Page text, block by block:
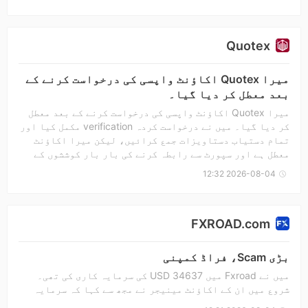
Quotex
میرا Quotex اکاؤنٹ واپسی کی درخواست کرنے کے
بعد معطل کر دیا گیا۔
میرا Quotex اکاؤنٹ واپسی کی درخواست کرنے کے بعد معطل
کر دیا گیا۔ میں نے درخواست کردہ verification مکمل کیا اور
تمام دستیاب دستاویزات جمع کرائیں، لیکن میرا اکاؤنٹ
معطل ہے اور سپورٹ سے رابطہ کرنے کی بار بار کوششوں کے
2026-08-04 12:32
FXROAD.com
بڑی Scam، فراڈ کمپنی
میں نے Fxroad میں USD 34637 کی سرمایہ کاری کی تھی۔
شروع میں ان کے اکاؤنٹ مینیجر نے مجھ سے کہا کہ سرمایہ